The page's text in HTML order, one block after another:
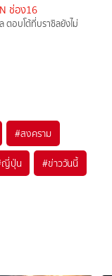
ช่อง16
ตอบโต้ที่บราซิลยังไม่
#สงคราม
ญี่ปุ่น #ข่าววันนี้